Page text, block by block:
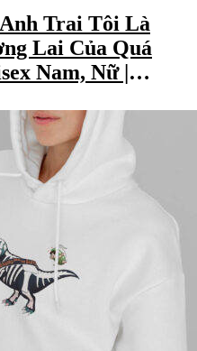
Trai Tôi Là
Lai Của Quá
Nam, Nữ |